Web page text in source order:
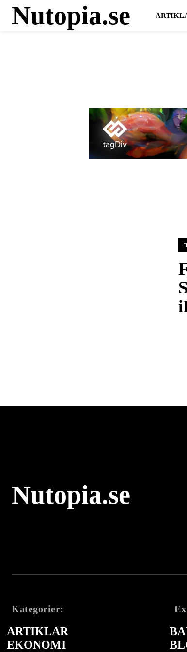
Nutopia.se
Nutopia.se
Kategorier:
ARTIKLAR
EKONOMI